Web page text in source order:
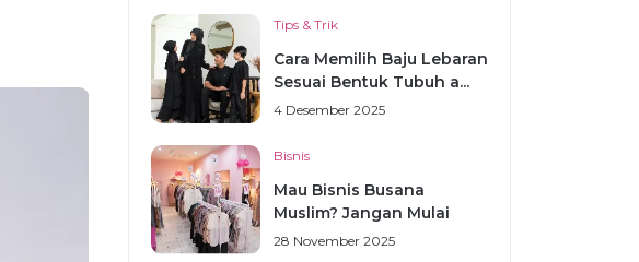
Tips & Trik
Cara Memilih Baju Lebaran
Sesuai Bentuk Tubuh a...
4 Desember 2025
Bisnis
Mau Bisnis Busana
Muslim? Jangan Mulai
Sebelum...
28 November 2025